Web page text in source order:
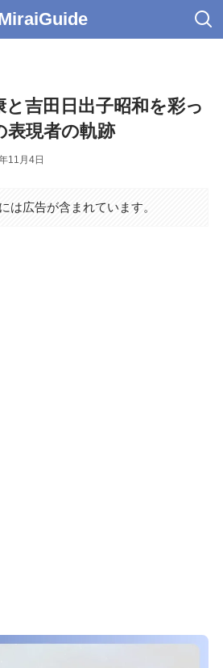
と吉田日出子昭和を彩っ
表現者の軌跡
11月4日
は広告が含まれています。